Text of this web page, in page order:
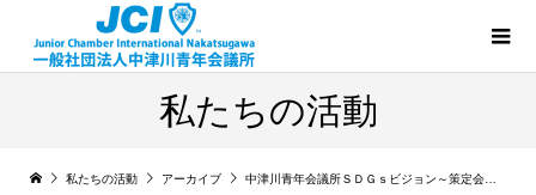
私たちの活動
私たちの活動 アーカイブ 中津川青年会議所ＳＤＧｓビジョン～策定会議 ＤＡＹ１～